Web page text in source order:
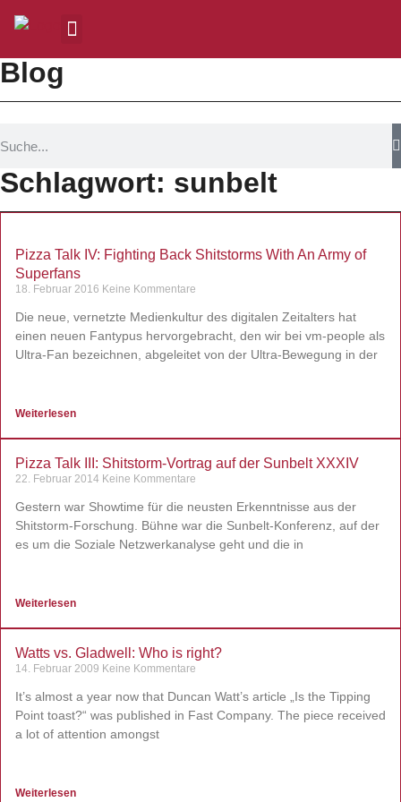
Blog
Schlagwort: sunbelt
Pizza Talk IV: Fighting Back Shitstorms With An Army of
Superfans
18. Februar 2016 Keine Kommentare
Die neue, vernetzte Medienkultur des digitalen Zeitalters hat
einen neuen Fantypus hervorgebracht, den wir bei vm-people als
Ultra-Fan bezeichnen, abgeleitet von der Ultra-Bewegung in der
Weiterlesen
Pizza Talk III: Shitstorm-Vortrag auf der Sunbelt XXXIV
22. Februar 2014 Keine Kommentare
Gestern war Showtime für die neusten Erkenntnisse aus der
Shitstorm-Forschung. Bühne war die Sunbelt-Konferenz, auf der
es um die Soziale Netzwerkanalyse geht und die in
Weiterlesen
Watts vs. Gladwell: Who is right?
14. Februar 2009 Keine Kommentare
It’s almost a year now that Duncan Watt’s article „Is the Tipping
Point toast?“ was published in Fast Company. The piece received
a lot of attention amongst
Weiterlesen